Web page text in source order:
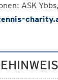
ASK